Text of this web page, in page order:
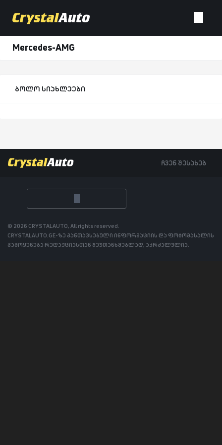
Mercedes-AMG
ბოლო სიახლეები
ჩვენ შესახებ
© 2026 CRYSTALAUTO, All rights reserved.
CRYSTALAUTO.GE-ზე განთავსებული ინფორმაციის და ფოტომასალის
გამოყენება რედაქციასთან შეუთანხმებლად, აკრძალულია.